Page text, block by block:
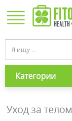
Категории
Уход за телом